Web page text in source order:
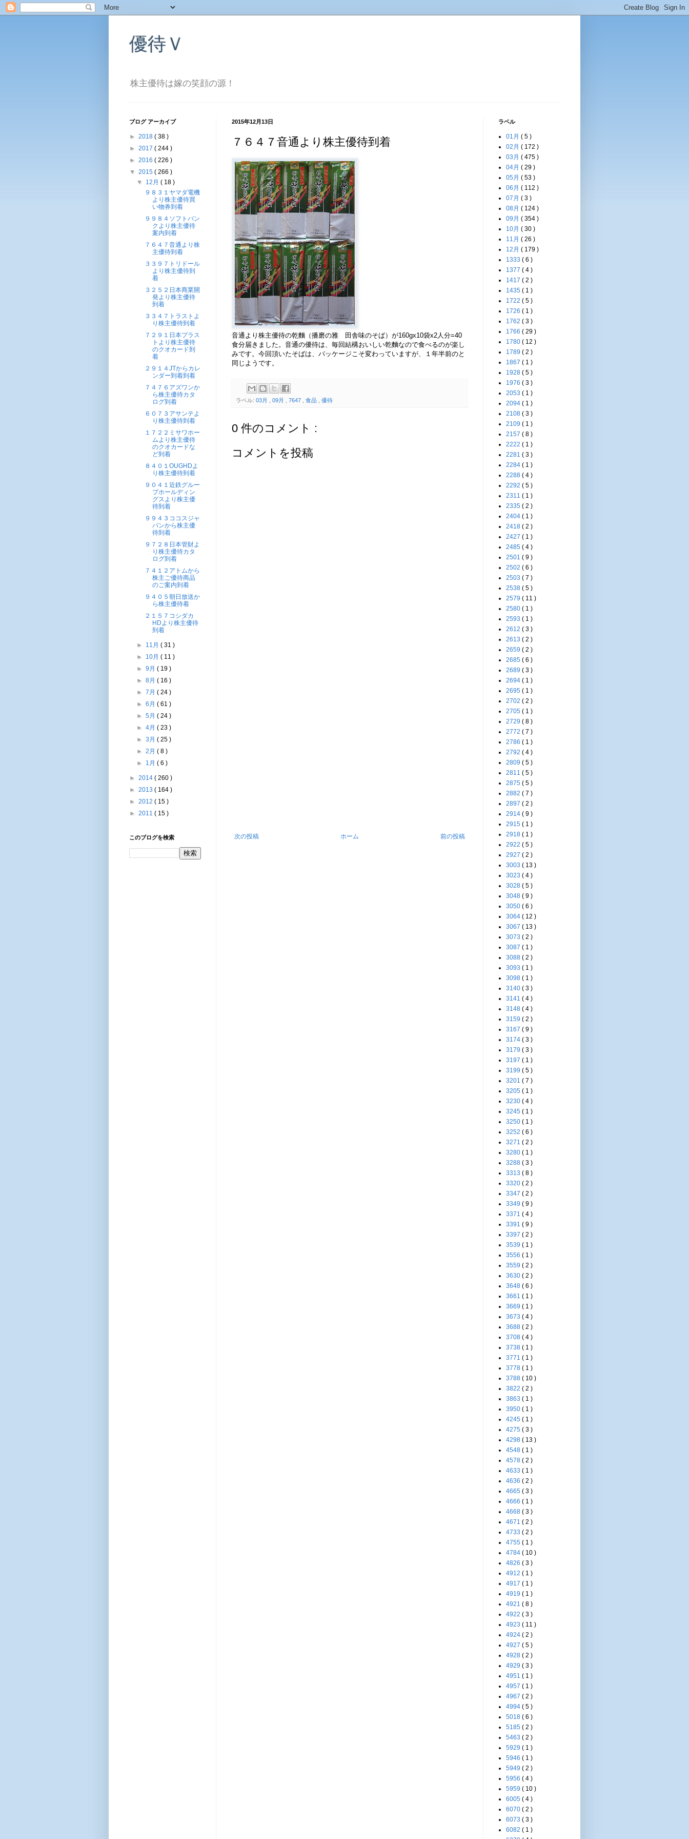
優待Ｖ
株主優待は嫁の笑顔の源！
2015年12月13日
７６４７音通より株主優待到着
音通より株主優待の乾麵（播磨の雅 田舎味のそば）が160gx10袋x2人分=40
食分届きました。音通の優待は、毎回結構おいしい乾麵なので食べるのが楽し
みです。今回頂いたそばは、パッケージこそ変わっていますが、１年半前のと
同じようです。
ラベル: 03月 , 09月 , 7647 , 食品 , 優待
0 件のコメント :
コメントを投稿
次の投稿 前の投稿
ホーム
ブログ アーカイブ
► 2018 ( 38 )
► 2017 ( 244 )
► 2016 ( 226 )
▼ 2015 ( 266 )
▼ 12月( 18 )
９８３１ヤマダ電機
より株主優待買
い物券到着
９９８４ソフトバン
クより株主優待
案内到着
７６４７音通より株
主優待到着
３３９７トリドール
より株主優待到
着
３２５２日本商業開
発より株主優待
到着
３３４７トラストよ
り株主優待到着
７２９１日本プラス
トより株主優待
のクオカード到
着
２９１４JTからカレ
ンダー到着到着
７４７６アズワンか
ら株主優待カタ
ログ到着
６０７３アサンテよ
り株主優待到着
１７２２ミサワホー
ムより株主優待
のクオカードな
ど到着
８４０１OUGHDよ
り株主優待到着
９０４１近鉄グルー
プホールディン
グスより株主優
待到着
９９４３ココスジャ
パンから株主優
待到着
９７２８日本管財よ
り株主優待カタ
ログ到着
７４１２アトムから
株主ご優待商品
のご案内到着
９４０５朝日放送か
ら株主優待着
２１５７コシダカ
HDより株主優待
到着
► 11月( 31 )
► 10月( 11 )
►9月( 19 )
►8月( 16 )
►7月( 24 )
►6月( 61 )
►5月( 24 )
►4月( 23 )
►3月( 25 )
►2月( 8 )
► 1月( 6 )
► 2014 ( 260 )
► 2013 ( 164 )
► 2012 ( 15 )
► 2011 ( 15 )
このブログを検索
ラベル
01月 ( 5 )
02月 ( 172 )
03月 ( 475 )
04月 ( 29 )
05月 ( 53 )
06月 ( 112 )
07月 ( 3 )
08月 ( 124 )
09月 ( 354 )
10月 ( 30 )
11月 ( 26 )
12月 ( 179 )
1333 ( 6 )
1377 ( 4 )
1417 ( 2 )
1435 ( 1 )
1722 ( 5 )
1726 ( 1 )
1762 ( 3 )
1766 ( 29 )
1780 ( 12 )
1789 ( 2 )
1867 ( 1 )
1928 ( 5 )
1976 ( 3 )
2053 ( 1 )
2094 ( 1 )
2108 ( 3 )
2109 ( 1 )
2157 ( 8 )
2222 ( 1 )
2281 ( 3 )
2284 ( 1 )
2288 ( 4 )
2292 ( 5 )
2311 ( 1 )
2335 ( 2 )
2404 ( 1 )
2418 ( 2 )
2427 ( 1 )
2485 ( 4 )
2501 ( 9 )
2502 ( 6 )
2503 ( 7 )
2538 ( 5 )
2579 ( 11 )
2580 ( 1 )
2593 ( 1 )
2612 ( 3 )
2613 ( 2 )
2659 ( 2 )
2685 ( 6 )
2689 ( 3 )
2694 ( 1 )
2695 ( 1 )
2702 ( 2 )
2705 ( 1 )
2729 ( 8 )
2772 ( 7 )
2786 ( 1 )
2792 ( 4 )
2809 ( 5 )
2811 ( 5 )
2875 ( 5 )
2882 ( 7 )
2897 ( 2 )
2914 ( 9 )
2915 ( 1 )
2918 ( 1 )
2922 ( 5 )
2927 ( 2 )
3003 ( 13 )
3023 ( 4 )
3028 ( 5 )
3048 ( 9 )
3050 ( 6 )
3064 ( 12 )
3067 ( 13 )
3073 ( 2 )
3087 ( 1 )
3088 ( 2 )
3093 ( 1 )
3098 ( 1 )
3140 ( 3 )
3141 ( 4 )
3148 ( 4 )
3159 ( 2 )
3167 ( 9 )
3174 ( 3 )
3179 ( 3 )
3197 ( 1 )
3199 ( 5 )
3201 ( 7 )
3205 ( 1 )
3230 ( 4 )
3245 ( 1 )
3250 ( 1 )
3252 ( 6 )
3271 ( 2 )
3280 ( 1 )
3288 ( 3 )
3313 ( 8 )
3320 ( 2 )
3347 ( 2 )
3349 ( 9 )
3371 ( 4 )
3391 ( 9 )
3397 ( 2 )
3539 ( 1 )
3556 ( 1 )
3559 ( 2 )
3630 ( 2 )
3648 ( 6 )
3661 ( 1 )
3669 ( 1 )
3673 ( 4 )
3688 ( 2 )
3708 ( 4 )
3738 ( 1 )
3771 ( 1 )
3778 ( 1 )
3788 ( 10 )
3822 ( 2 )
3863 ( 1 )
3950 ( 1 )
4245 ( 1 )
4275 ( 3 )
4298 ( 13 )
4548 ( 1 )
4578 ( 2 )
4633 ( 1 )
4636 ( 2 )
4665 ( 3 )
4666 ( 1 )
4668 ( 3 )
4671 ( 2 )
4733 ( 2 )
4755 ( 1 )
4784 ( 10 )
4826 ( 3 )
4912 ( 1 )
4917 ( 1 )
4919 ( 1 )
4921 ( 8 )
4922 ( 3 )
4923 ( 11 )
4924 ( 2 )
4927 ( 5 )
4928 ( 2 )
4929 ( 3 )
4951 ( 1 )
4957 ( 1 )
4967 ( 2 )
4994 ( 5 )
5018 ( 6 )
5185 ( 2 )
5463 ( 2 )
5929 ( 1 )
5946 ( 1 )
5949 ( 2 )
5956 ( 4 )
5959 ( 10 )
6005 ( 4 )
6070 ( 2 )
6073 ( 3 )
6082 ( 1 )